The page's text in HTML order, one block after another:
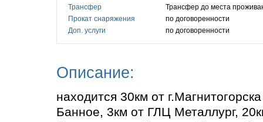
Трансфер
Трансфер до места
Прокат снаряжения
по договоренности
Доп. услуги
по договоренности
Описание:
находится 30км от
Банное, 3км от ГЛЦ Металлург,